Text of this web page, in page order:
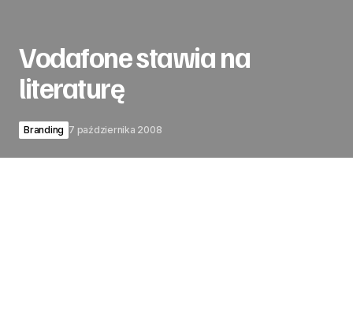
Vodafone stawia na
literaturę
Branding 7 października 2008